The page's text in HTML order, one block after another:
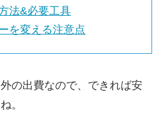
法&必要工具
を変える注意点
の出費なので、できれば安
。